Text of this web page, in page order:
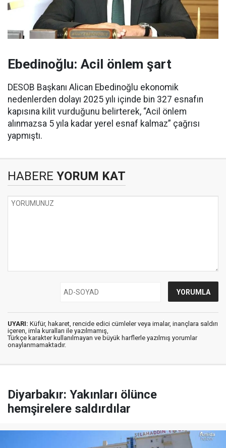
Ebedinoğlu: Acil önlem şart
DESOB Başkanı Alican Ebedinoğlu ekonomik
nedenlerden dolayı 2025 yılı içinde bin 327 esnafın
kapısına kilit vurduğunu belirterek, “Acil önlem
alınmazsa 5 yıla kadar yerel esnaf kalmaz” çağrısı
yapmıştı.
HABERE YORUM KAT
UYARI: Küfür, hakaret, rencide edici cümleler veya imalar, inançlara saldırı
içeren, imla kuralları ile yazılmamış,
Türkçe karakter kullanılmayan ve büyük harflerle yazılmış yorumlar
onaylanmamaktadır.
Diyarbakır: Yakınları ölünce
hemşirelere saldırdılar